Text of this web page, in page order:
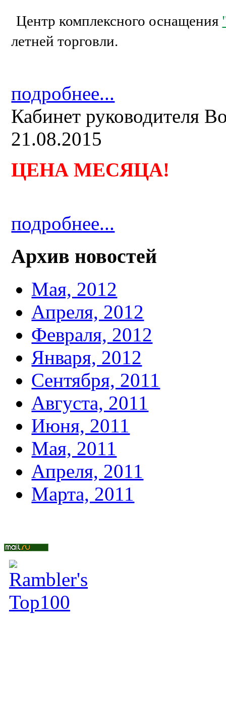
Центр комплексного оснащения
летней торговли.
подробнее...
Кабинет руководителя
21.08.2015
ЦЕНА МЕСЯЦА!
подробнее...
Архив новостей
Мая, 2012
Апреля, 2012
Февраля, 2012
Января, 2012
Сентября, 2011
Августа, 2011
Июня, 2011
Мая, 2011
Апреля, 2011
Марта, 2011